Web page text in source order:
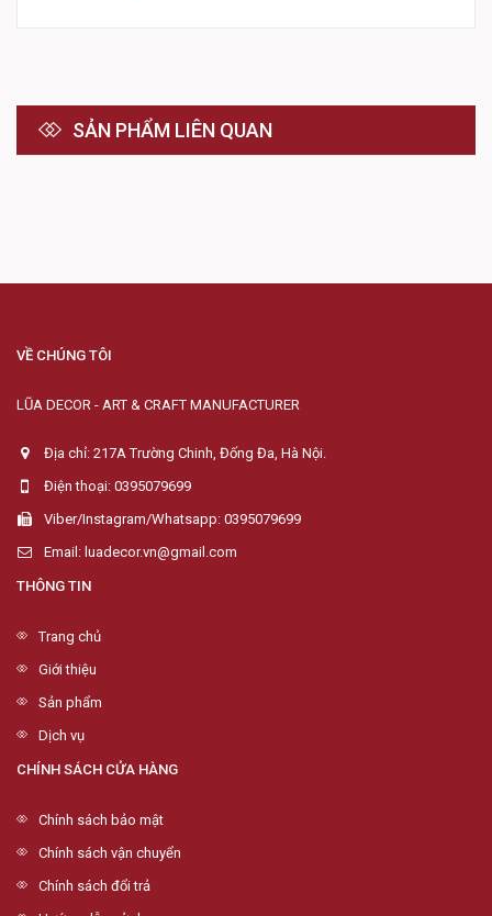
SẢN PHẨM LIÊN QUAN
VỀ CHÚNG TÔI
LŨA DECOR - ART & CRAFT MANUFACTURER
Địa chỉ: 217A Trường Chinh, Đống Đa, Hà Nội.
Điện thoại: 0395079699
Viber/Instagram/Whatsapp: 0395079699
Email: luadecor.vn@gmail.com
THÔNG TIN
Trang chủ
Giới thiệu
Sản phẩm
Dịch vụ
CHÍNH SÁCH CỬA HÀNG
Chính sách bảo mật
Chính sách vận chuyển
Chính sách đổi trả